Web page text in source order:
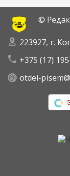
©
223927, г.
+375 (17)
otdel-